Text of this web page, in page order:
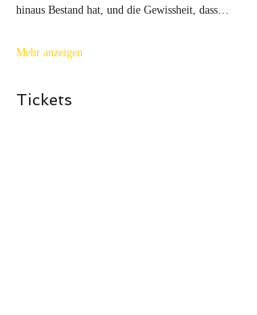
hinaus Bestand hat, und die Gewissheit, dass…
Mehr anzeigen
Tickets